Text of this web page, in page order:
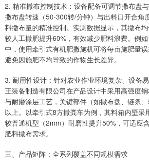
2. 精准撒布控制技术：设备配备可调节撒布盘
撒布盘转速（50-300转/分钟）与出料口开合角
料撒布量的精准控制。实测数据显示，其撒布均
较人工撒肥提升60%，有效减少肥料浪费。例
中，使用牵引式有机肥撒施机可将每亩施肥量误
避免因施肥不均导致的作物生长差异。
3. 耐用性设计：针对农业作业环境复杂、设备
王装备制造有限公司在产品设计中采用高强度钢
与耐磨涂层工艺，关键部件（如撒布盘、链条
以上。以牵引式8方撒粪车为例，其料箱内壁采
较普通机型（2mm）耐磨性提升50%，可适应
肥料撒布需求。
三、产品矩阵：全系列覆盖不同规模需求